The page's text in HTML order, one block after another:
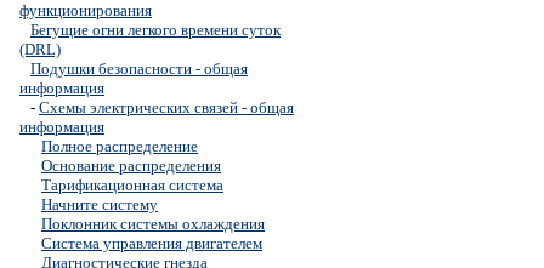
функционирования
Бегущие огни легкого времени суток
(DRL)
Подушки безопасности - общая
информация
- Схемы электрических связей - общая
информация
Полное распределение
Основание распределения
Тарификационная система
Начните систему
Поклонник системы охлаждения
Система управления двигателем
Диагностические гнезда